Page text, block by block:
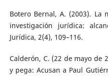
Botero Bernal, A. (2003). La
investigación jurídica:
Jurídica, 2(4), 109–116.
Calderón, C. (22 de mayo de
y pega: Acusan a Paul